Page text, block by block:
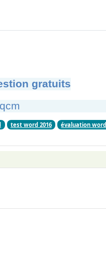
gratuits
qcm
test word 2016 évaluation word